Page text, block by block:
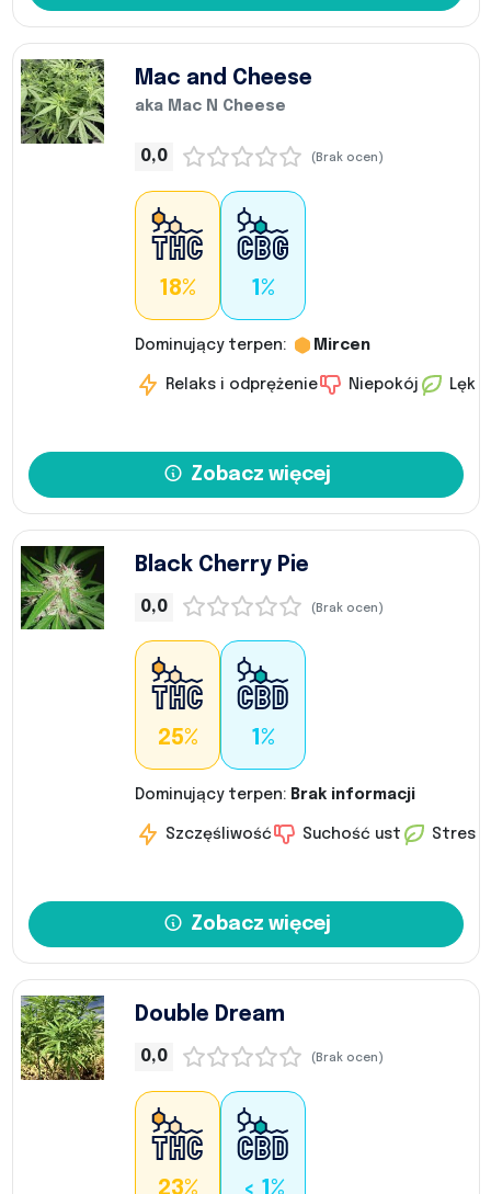
Mac and Cheese
aka Mac N Cheese
0,0 (Brak ocen)
18% 1%
Dominujący terpen: Mircen
Relaks i odprężenie Niepokój Lęk
Zobacz więcej
Black Cherry Pie
0,0 (Brak ocen)
25% 1%
Dominujący terpen: Brak informacji
Szczęśliwość Suchość ust Stres
Zobacz więcej
Double Dream
0,0 (Brak ocen)
23% < 1%